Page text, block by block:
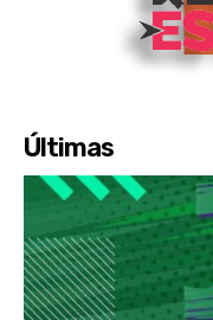
Últimas